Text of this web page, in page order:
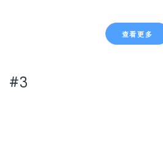
查看更多
#3